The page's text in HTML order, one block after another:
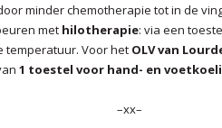
minder chemotherapie tot in de
met hilotherapie: via een
temperatuur. Voor het OLV van
1 toestel voor hand- en
–xx–